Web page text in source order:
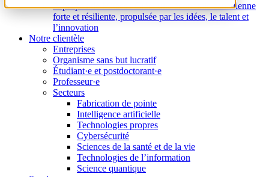
À propos de Mitacs : Créer une économie canadienne
forte et résiliente, propulsée par les idées, le talent et
l’innovation
Notre clientèle
Entreprises
Organisme sans but lucratif
Étudiant·e et postdoctorant·e
Professeur·e
Secteurs
Fabrication de pointe
Intelligence artificielle
Technologies propres
Cybersécurité
Sciences de la santé et de la vie
Technologies de l’information
Science quantique